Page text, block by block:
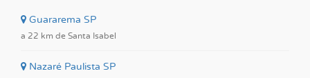
Guararema SP
a 22 km de Santa Isabel
Nazaré Paulista SP